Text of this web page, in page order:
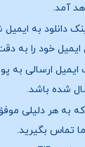
طراحی
جامع** و
و با دقت
دانش‌آموزان کمک
و منطق را به
به یادگیری
آمد.
دانلود به
خود را به
شده باشد.
به هر دلیلی موفق
تماس بگیرید.